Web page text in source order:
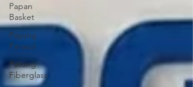
Papan
Basket
Payung
Parasol
Patung
Fiberglass